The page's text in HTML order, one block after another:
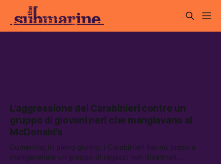
L’aggressione dei Carabinieri contro un
gruppo di giovani neri che mangiavano al
McDonald’s
Domenica, in pieno giorno, i Carabinieri hanno preso a
manganellate un gruppo di ragazzi neri disarmati.